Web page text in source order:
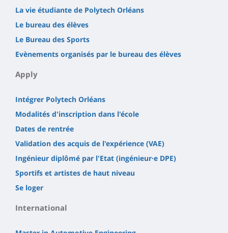
La vie étudiante de Polytech Orléans
Le bureau des élèves
Le Bureau des Sports
Evènements organisés par le bureau des élèves
Apply
Intégrer Polytech Orléans
Modalités d'inscription dans l'école
Dates de rentrée
Validation des acquis de l'expérience (VAE)
Ingénieur diplômé par l'Etat (ingénieur·e DPE)
Sportifs et artistes de haut niveau
Se loger
International